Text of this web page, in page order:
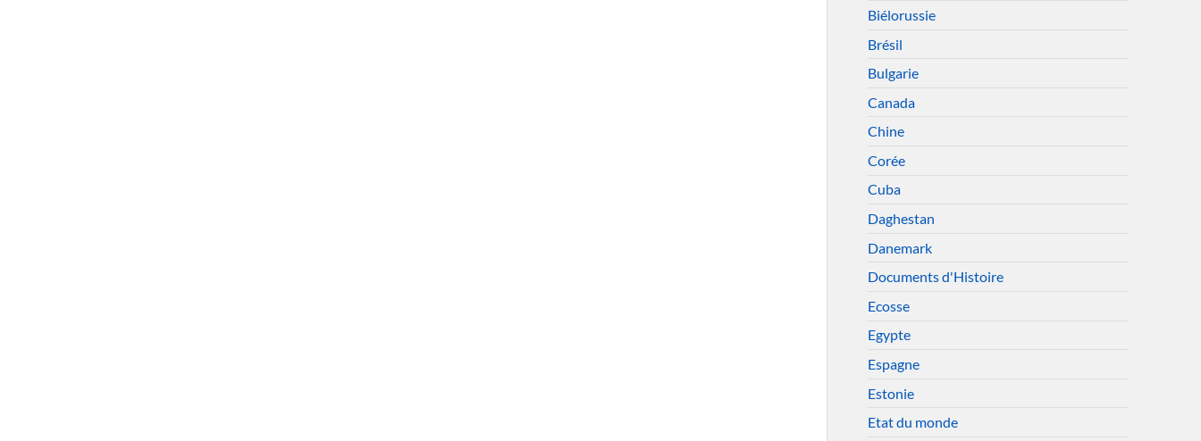
Biélorussie
Brésil
Bulgarie
Canada
Chine
Corée
Cuba
Daghestan
Danemark
Documents d'Histoire
Ecosse
Egypte
Espagne
Estonie
Etat du monde